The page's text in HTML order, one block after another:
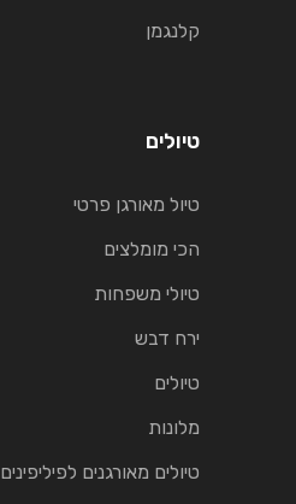
קלנגמן
טיולים
טיול מאורגן פרטי
הכי מומלצים
טיולי משפחות
ירח דבש
טיולים
מלונות
טיולים מאורגנים לפיליפינים